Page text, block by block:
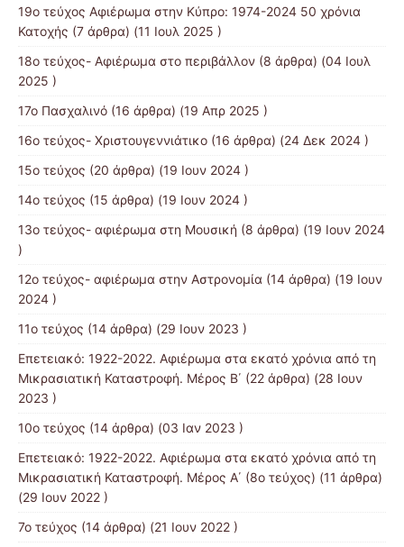
19o τεύχος Αφιέρωμα στην Κύπρο: 1974-2024 50 χρόνια
Κατοχής (7 άρθρα) (11 Ιουλ 2025 )
18ο τεύχος- Αφιέρωμα στο περιβάλλον (8 άρθρα) (04 Ιουλ
2025 )
17ο Πασχαλινό (16 άρθρα) (19 Απρ 2025 )
16ο τεύχος- Χριστουγεννιάτικο (16 άρθρα) (24 Δεκ 2024 )
15ο τεύχος (20 άρθρα) (19 Ιουν 2024 )
14ο τεύχος (15 άρθρα) (19 Ιουν 2024 )
13o τεύχος- αφιέρωμα στη Μουσική (8 άρθρα) (19 Ιουν 2024
)
12o τεύχος- αφιέρωμα στην Αστρονομία (14 άρθρα) (19 Ιουν
2024 )
11ο τεύχος (14 άρθρα) (29 Ιουν 2023 )
Επετειακό: 1922-2022. Αφιέρωμα στα εκατό χρόνια από τη
Μικρασιατική Καταστροφή. Μέρος B΄ (22 άρθρα) (28 Ιουν
2023 )
10ο τεύχος (14 άρθρα) (03 Ιαν 2023 )
Επετειακό: 1922-2022. Αφιέρωμα στα εκατό χρόνια από τη
Μικρασιατική Καταστροφή. Μέρος Α΄ (8ο τεύχος) (11 άρθρα)
(29 Ιουν 2022 )
7o τεύχος (14 άρθρα) (21 Ιουν 2022 )